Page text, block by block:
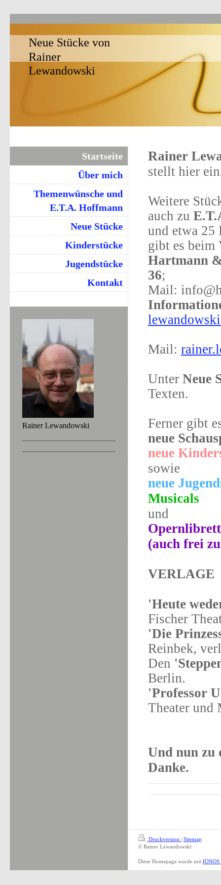
Neue Stücke von
Rainer
Lewandowski
Rainer
stellt hier
Weitere
auch zu
und etwa 25
gibt es beim
Hartmann
36;
Mail:
Mail:
Unter Neue
Texten.
Ferner gibt
neue
neue
sowie
neue
Musicals
und
(auch frei
VERLAGE
'Heute
Fischer
'Die
Reinbek,
Den
Berlin.
'Professor
Theater und
Und nun zu
Danke.
Startseite
Über mich
Themenwünsche und
E.T.A. Hoffmann
Neue Stücke
Kinderstücke
Jugendstücke
Kontakt
Rainer Lewandowski
Druckversion | Sitemap
© Rainer Lewandowski
Diese Homepage wurde mit IONOS